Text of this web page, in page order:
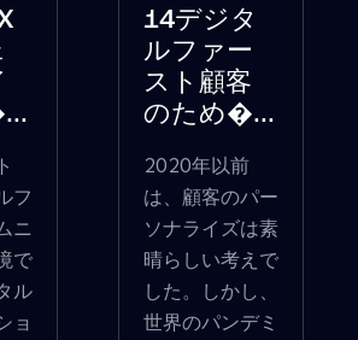
フ
ニ
で
ル
ョ
14デジタ
ルファー
スト顧客
のため�...
2020年以前
は、顧客のパー
ソナライズは素
晴らしい考えで
した。しかし、
世界のパンデミ